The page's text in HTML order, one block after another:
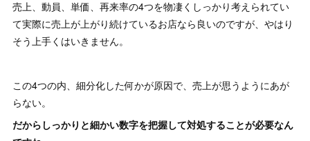
売上、動員、単価、再来率の4つを物凄くしっかり考えられてい
て実際に売上が上がり続けているお店なら良いのですが、やはり
そう上手くはいきません。
この4つの内、細分化した何かが原因で、売上が思うようにあが
らない。
だからしっかりと細かい数字を把握して対処することが必要なん